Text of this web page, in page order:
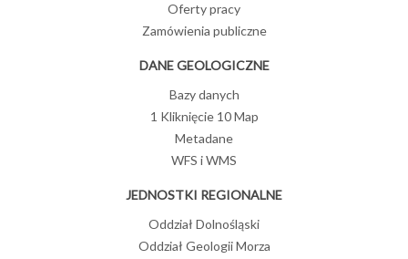
Oferty pracy
Zamówienia publiczne
DANE GEOLOGICZNE
Bazy danych
1 Kliknięcie 10 Map
Metadane
WFS i WMS
JEDNOSTKI REGIONALNE
Oddział Dolnośląski
Oddział Geologii Morza